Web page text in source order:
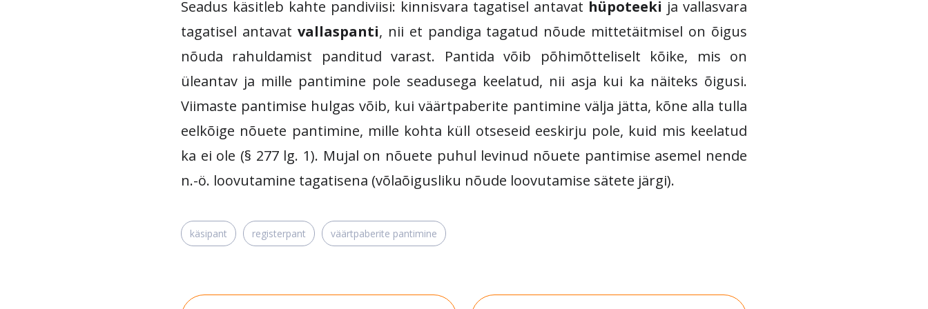
Seadus käsitleb kahte pandiviisi: kinnisvara tagatisel antavat hüpoteeki ja vallasvara
tagatisel antavat vallaspanti, nii et pandiga tagatud nõude mittetäitmisel on õigus
nõuda rahuldamist panditud varast. Pantida võib põhimõtteliselt kõike, mis on
üleantav ja mille pantimine pole seadusega keelatud, nii asja kui ka näiteks õigusi.
Viimaste pantimise hulgas võib, kui väärtpaberite pantimine välja jätta, kõne alla tulla
eelkõige nõuete pantimine, mille kohta küll otseseid eeskirju pole, kuid mis keelatud
ka ei ole (§ 277 lg. 1). Mujal on nõuete puhul levinud nõuete pantimise asemel nende
n.-ö. loovutamine tagatisena (võlaõigusliku nõude loovutamise sätete järgi).
käsipant registerpant väärtpaberite pantimine
SISENEGE
Kui teil ei ole kasutajakontot, siis
Unustasite parooli?
parool